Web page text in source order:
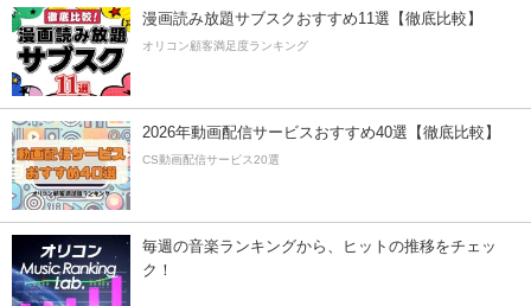
漫画読み放題サブスクおすすめ11選【徹底比較】
オリコン顧客満足度ランキング
2026年動画配信サービスおすすめ40選【徹底比較】
CS動画配信サービス20選
毎週の音楽ランキングから、ヒットの推移をチェッ
ク！